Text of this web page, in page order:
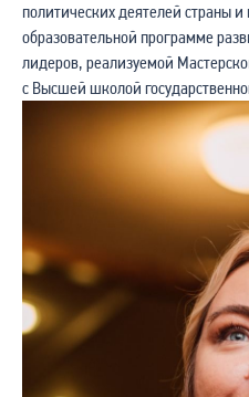
политических деятелей страны и
образовательной программе
лидеров, реализуемой
с Высшей школой